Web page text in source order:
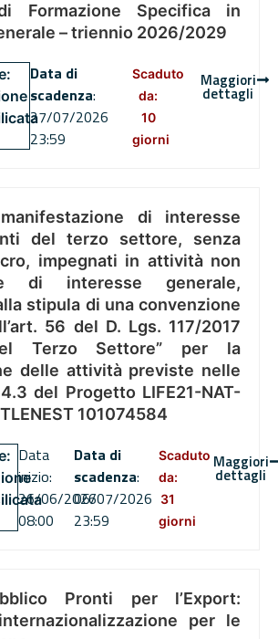
Formazione Specifica in
– triennio 2026/2029
Data di
scadenza:
27/07/2026
23:59
Scaduto
da:
10
giorni
Maggiori
dettagli
di interesse
del terzo settore, senza
impegnati in attività non
di interesse generale,
stipula di una convenzione
56 del D. Lgs. 117/2017
Terzo Settore” per la
delle attività previste nelle
del Progetto LIFE21-NAT-
101074584
Data
inizio:
26/06/2026
08:00
Data di
scadenza:
06/07/2026
23:59
Scaduto
da:
31
giorni
Maggiori
dettagli
Pronti per l’Export:
per le